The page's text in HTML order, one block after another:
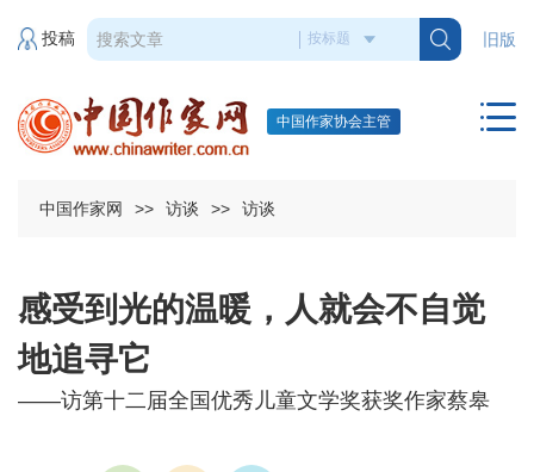
旧版
投稿
中国作家协会主管
中国作家网 >> 访谈 >> 访谈
感受到光的温暖，人就会不自觉
地追寻它
——访第十二届全国优秀儿童文学奖获奖作家蔡皋